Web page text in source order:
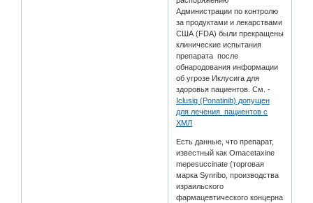
Администрации по контролю
за продуктами и лекарствами
США (FDA) были прекращены
клинические испытания
препарата после
обнародования информации
об угрозе Иклусига для
здоровья пациентов. См. -
Iclusig (Ponatinib) допущен
для лечения пациентов с
ХМЛ
Есть данные, что препарат,
известный как Omacetaxine
mepesuccinate (торговая
марка Synribo, производства
израильского
фармацевтического концерна